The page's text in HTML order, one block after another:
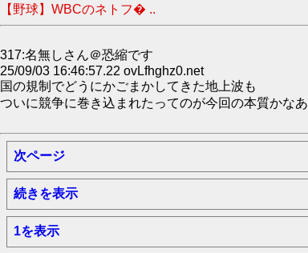
【野球】WBCのネトフ� ..
317:名無しさん＠恐縮です
25/09/03 16:46:57.22 ovLfhghz0.net
国の規制でどうにかごまかしてきた地上波も
ついに競争に巻き込まれたってのが今回の本質かなあ
次ページ
続きを表示
1を表示